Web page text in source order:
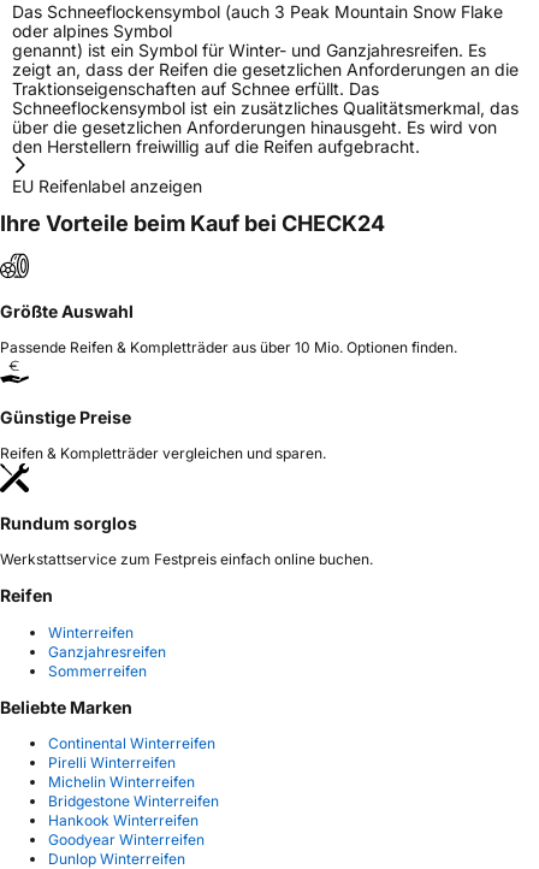
Das Schneeflockensymbol (auch 3 Peak Mountain Snow Flake
oder alpines Symbol
genannt) ist ein Symbol für Winter- und Ganzjahresreifen. Es
zeigt an, dass der Reifen die gesetzlichen Anforderungen an die
Traktionseigenschaften auf Schnee erfüllt. Das
Schneeflockensymbol ist ein zusätzliches Qualitätsmerkmal, das
über die gesetzlichen Anforderungen hinausgeht. Es wird von
den Herstellern freiwillig auf die Reifen aufgebracht.
EU Reifenlabel anzeigen
Ihre Vorteile beim Kauf bei CHECK24
Größte Auswahl
Passende Reifen & Kompletträder aus über 10 Mio. Optionen finden.
Günstige Preise
Reifen & Kompletträder vergleichen und sparen.
Rundum sorglos
Werkstattservice zum Festpreis einfach online buchen.
Reifen
Winterreifen
Ganzjahresreifen
Sommerreifen
Beliebte Marken
Continental Winterreifen
Pirelli Winterreifen
Michelin Winterreifen
Bridgestone Winterreifen
Hankook Winterreifen
Goodyear Winterreifen
Dunlop Winterreifen